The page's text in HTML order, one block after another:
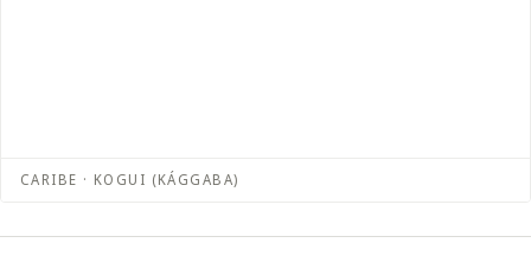
CARIBE · KOGUI (KÁGGABA)